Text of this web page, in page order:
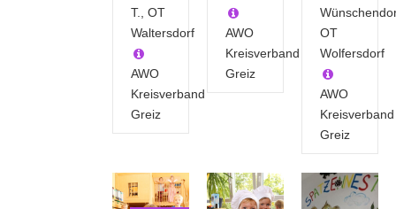
T., OT
Waltersdorf
AWO
Kreisverband
Greiz
AWO
Kreisverband
Greiz
OT
Wolfersdorf
AWO
Kreisverband
Greiz